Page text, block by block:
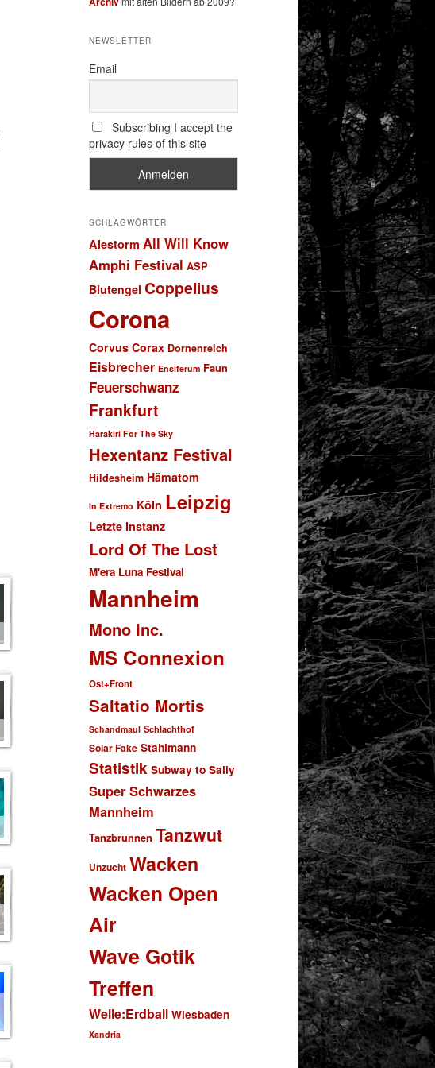
NEWSLETTER
Email
Subscribing I accept the
privacy rules of this site
SCHLAGWÖRTER
Alestorm All Will Know
Amphi Festival ASP
Blutengel Coppelius
Corona
Corvus Corax Dornenreich
Eisbrecher Ensiferum Faun
Feuerschwanz
Frankfurt
Harakiri For The Sky
Hexentanz Festival
Hildesheim Hämatom
In Extremo Köln Leipzig
Letzte Instanz
Lord Of The Lost
M'era Luna Festival
Mannheim
Mono Inc.
MS Connexion
Ost+Front
Saltatio Mortis
Schandmaul Schlachthof
Solar Fake Stahlmann
Statistik Subway to Sally
Super Schwarzes
Mannheim
Tanzbrunnen Tanzwut
Unzucht Wacken
Wacken Open
Air
Wave Gotik
Treffen
Welle:Erdball Wiesbaden
Xandria